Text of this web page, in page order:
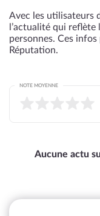
Avec les utilisateurs
l’actualité qui reflète
personnes. Ces
Réputation.
NOTE MOYENNE
Aucune actu